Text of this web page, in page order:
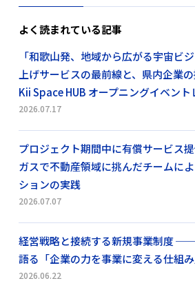
よく読まれている記事
「和歌山発、地域から広がる宇宙ビ
上げサービスの最前線と、県内企業
Kii Space HUB オープニングイベント
2026.07.17
プロジェクト期間中に有償サービ
ガスで不動産領域に挑んだチームに
ションの実践
2026.07.07
経営戦略と接続する新規事業制度
語る「企業の力を事業に変える仕組
2026.06.22